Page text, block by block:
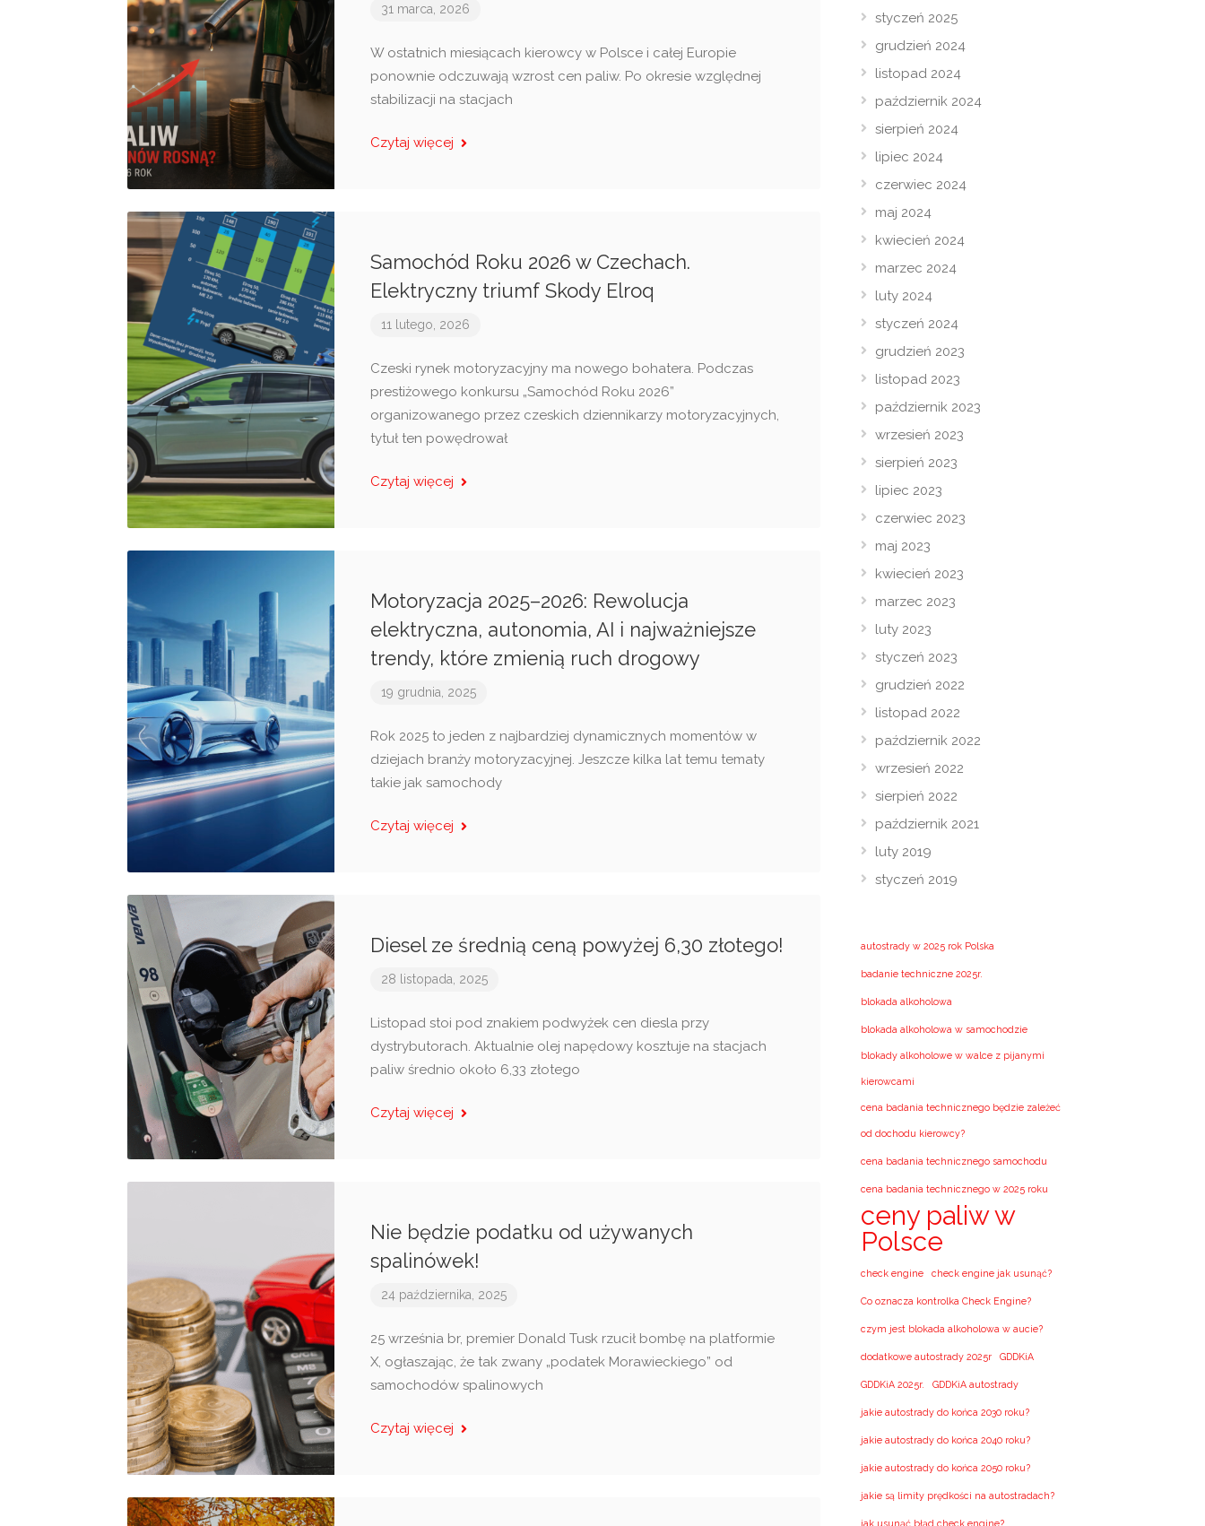
31 marca, 2026
W ostatnich miesiącach kierowcy w Polsce i całej Europie
ponownie odczuwają wzrost cen paliw. Po okresie względnej
stabilizacji na stacjach
Czytaj więcej
Samochód Roku 2026 w Czechach.
Elektryczny triumf Skody Elroq
11 lutego, 2026
Czeski rynek motoryzacyjny ma nowego bohatera. Podczas
prestiżowego konkursu „Samochód Roku 2026”
organizowanego przez czeskich dziennikarzy motoryzacyjnych,
tytuł ten powędrował
Czytaj więcej
Motoryzacja 2025–2026: Rewolucja
elektryczna, autonomia, AI i najważniejsze
trendy, które zmienią ruch drogowy
19 grudnia, 2025
Rok 2025 to jeden z najbardziej dynamicznych momentów w
dziejach branży motoryzacyjnej. Jeszcze kilka lat temu tematy
takie jak samochody
Czytaj więcej
Diesel ze średnią ceną powyżej 6,30 złotego!
28 listopada, 2025
Listopad stoi pod znakiem podwyżek cen diesla przy
dystrybutorach. Aktualnie olej napędowy kosztuje na stacjach
paliw średnio około 6,33 złotego
Czytaj więcej
Nie będzie podatku od używanych
spalinówek!
24 października, 2025
25 września br, premier Donald Tusk rzucił bombę na platformie
X, ogłaszając, że tak zwany „podatek Morawieckiego” od
samochodów spalinowych
Czytaj więcej
styczeń 2025
grudzień 2024
listopad 2024
październik 2024
sierpień 2024
lipiec 2024
czerwiec 2024
maj 2024
kwiecień 2024
marzec 2024
luty 2024
styczeń 2024
grudzień 2023
listopad 2023
październik 2023
wrzesień 2023
sierpień 2023
lipiec 2023
czerwiec 2023
maj 2023
kwiecień 2023
marzec 2023
luty 2023
styczeń 2023
grudzień 2022
listopad 2022
październik 2022
wrzesień 2022
sierpień 2022
październik 2021
luty 2019
styczeń 2019
autostrady w 2025 rok Polska
badanie techniczne 2025r.
blokada alkoholowa
blokada alkoholowa w samochodzie
blokady alkoholowe w walce z pijanymi
kierowcami
cena badania technicznego będzie zależeć
od dochodu kierowcy?
cena badania technicznego samochodu
cena badania technicznego w 2025 roku
ceny paliw w
Polsce
check engine check engine jak usunąć?
Co oznacza kontrolka Check Engine?
czym jest blokada alkoholowa w aucie?
dodatkowe autostrady 2025r GDDKiA
GDDKiA 2025r. GDDKiA autostrady
jakie autostrady do końca 2030 roku?
jakie autostrady do końca 2040 roku?
jakie autostrady do końca 2050 roku?
jakie są limity prędkości na autostradach?
jak usunąć błąd check engine?